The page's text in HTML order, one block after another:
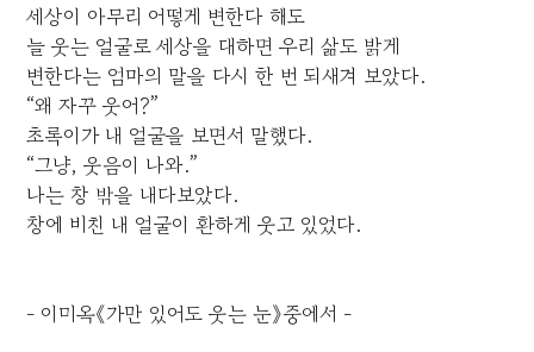
세상이 아무리 어떻게 변한다 해도
늘 웃는 얼굴로 세상을 대하면 우리 삶도 밝게
변한다는 엄마의 말을 다시 한 번 되새겨 보았다.
“왜 자꾸 웃어?”
초록이가 내 얼굴을 보면서 말했다.
“그냥, 웃음이 나와.”
나는 창 밖을 내다보았다.
창에 비친 내 얼굴이 환하게 웃고 있었다.
- 이미옥《가만 있어도 웃는 눈》중에서 -